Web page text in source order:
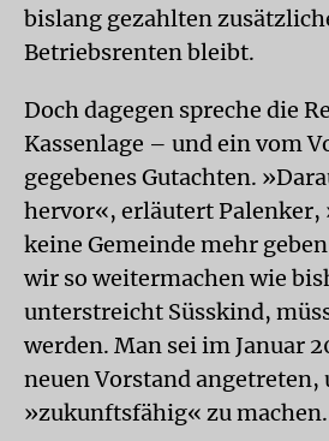
bislang gezahlten
Betriebsrenten bleibt.
Doch dagegen spreche die
Kassenlage – und ein vom
gegebenes Gutachten.
hervor«, erläutert Palenker,
keine Gemeinde mehr
wir so weitermachen wie
unterstreicht Süsskind,
werden. Man sei im Januar
neuen Vorstand angetreten,
»zukunftsfähig« zu machen.